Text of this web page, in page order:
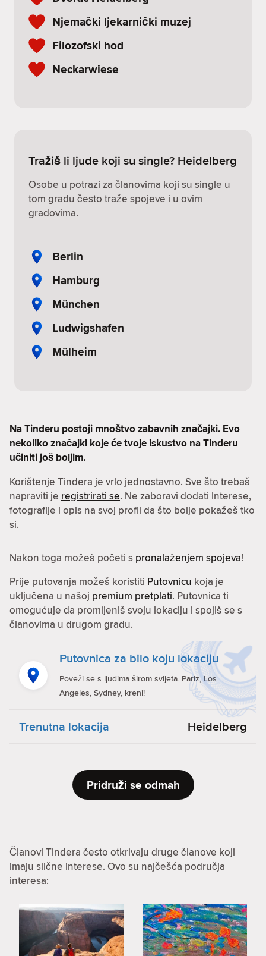
Njemački ljekarnički muzej
Filozofski hod
Neckarwiese
Tražiš li ljude koji su single? Heidelberg
Osobe u potrazi za članovima koji su single u
tom gradu često traže spojeve i u ovim
gradovima.
Berlin
Hamburg
München
Ludwigshafen
Mülheim
Na Tinderu postoji mnoštvo zabavnih značajki. Evo
nekoliko značajki koje će tvoje iskustvo na Tinderu
učiniti još boljim.
Korištenje Tindera je vrlo jednostavno. Sve što trebaš
napraviti je registrirati se. Ne zaboravi dodati Interese,
fotografije i opis na svoj profil da što bolje pokažeš tko
si.
Nakon toga možeš početi s pronalaženjem spojeva!
Prije putovanja možeš koristiti Putovnicu koja je
uključena u našoj premium pretplati. Putovnica ti
omogućuje da promijeniš svoju lokaciju i spojiš se s
članovima u drugom gradu.
Putovnica za bilo koju lokaciju
Poveži se s ljudima širom svijeta. Pariz, Los
Angeles, Sydney, kreni!
Trenutna lokacija Heidelberg
Pridruži se odmah
Članovi Tindera često otkrivaju druge članove koji
imaju slične interese. Ovo su najčešća područja
interesa: